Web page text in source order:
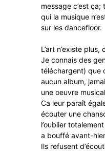
message c’est
qui la musique
sur les dancefloor.
L’art n’existe
Je connais des
téléchargent) que
aucun album,
une oeuvre
Ca leur paraît
écouter une
l’oublier
a bouffé avant-
Ils refusent